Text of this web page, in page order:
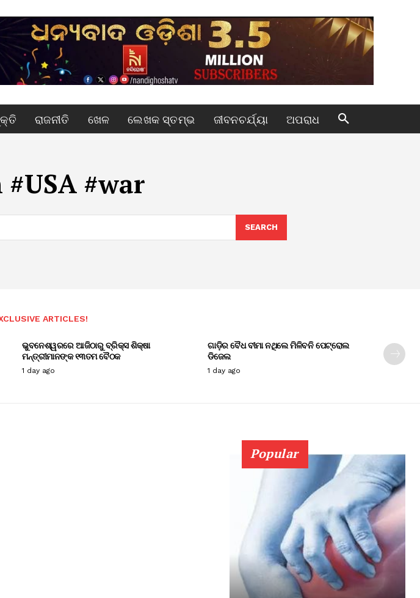
ରାଜନୀତି ଖେଳ ଲେଖକ ସ୍ତମ୍ଭ ଜୀବନଚର୍ଯ୍ୟା ଅପରାଧ
#war
SEARCH
ARTICLES!
ଭୁବନେଶ୍ୱରରେ ଆଜିଠାରୁ ବ୍ରିକ୍ସ ଶିକ୍ଷା
ମନ୍ତ୍ରୀମାନଙ୍କ ୧୩ତମ ବୈଠକ
1 day ago
ଗାଡ଼ିର ବୈଧ ବୀମା ନଥିଲେ ମିଳିବନି ପେଟ୍ରୋଲ
ଡିଜେଲ
1 day ago
Popular